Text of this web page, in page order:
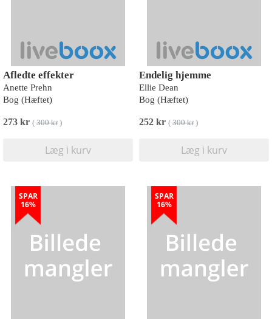
Afledte effekter
Anette Prehn
Bog (Hæftet)
273 kr ( 300 kr)
Læg i kurv
Endelig hjemme
Ellie Dean
Bog (Hæftet)
252 kr ( 300 kr)
Læg i kurv
SPAR
16%
SPAR
16%